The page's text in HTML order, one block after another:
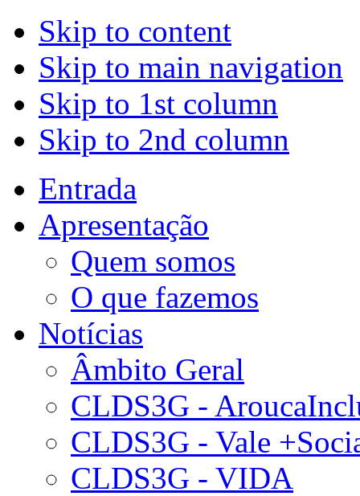
Skip to content
Skip to main navigation
Skip to 1st column
Skip to 2nd column
Entrada
Apresentação
Quem somos
O que fazemos
Notícias
Âmbito Geral
CLDS3G -
CLDS3G - Vale
CLDS3G - VIDA